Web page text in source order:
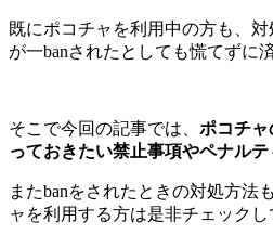
既にポコチャを利用中の方も、
が一banされたとしても慌てずに
そこで今回の記事では、 ポコチャ
っておきたい禁止事項やペナル
またbanをされたときの対処方法
ャを利用する方は是非チェックし